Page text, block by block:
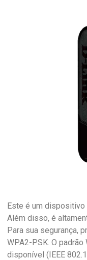
Este é um dispositivo
Além disso, é
Para sua segurança,
WPA2-PSK. O
disponível (IEEE